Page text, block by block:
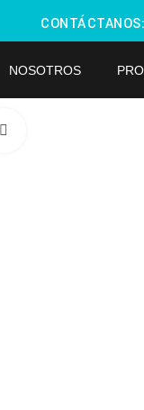
CONTÁCTANOS:
NOSOTROS